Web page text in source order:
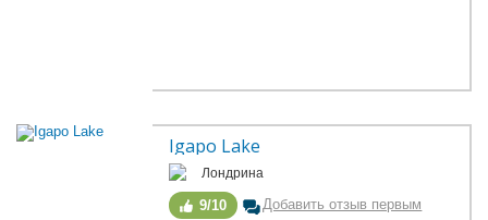
Igapo Lake
Лондрина
9/10 Добавить отзыв первым